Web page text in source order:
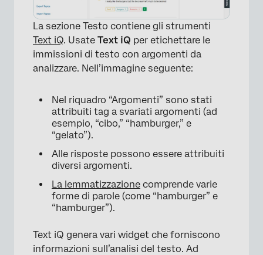
×
×
La sezione Testo contiene gli strumenti
Text iQ. Usate Text iQ per etichettare le
immissioni di testo con argomenti da
analizzare. Nell’immagine seguente:
Nel riquadro “Argomenti” sono stati
attribuiti tag a svariati argomenti (ad
esempio, “cibo,” “hamburger,” e
“gelato”).
Alle risposte possono essere attribuiti
diversi argomenti.
La lemmatizzazione comprende varie
forme di parole (come “hamburger” e
“hamburger”).
Text iQ genera vari widget che forniscono
informazioni sull’analisi del testo. Ad